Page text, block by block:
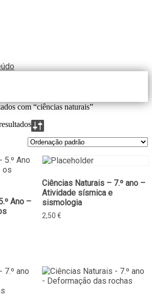
com “ciências naturais”
Ano –
Ciências Naturais – 7.º ano –
Atividade sísmica e
sismologia
2,50 €